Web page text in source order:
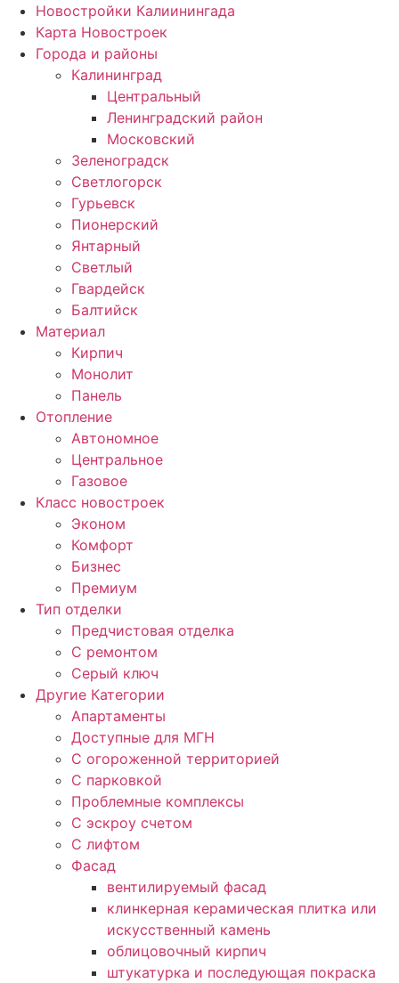
Новостройки Калиинингада
Карта Новостроек
Города и районы
Калининград
Центральный
Ленинградский район
Московский
Зеленоградск
Светлогорск
Гурьевск
Пионерский
Янтарный
Светлый
Гвардейск
Балтийск
Материал
Кирпич
Монолит
Панель
Отопление
Автономное
Центральное
Газовое
Класс новостроек
Эконом
Комфорт
Бизнес
Премиум
Тип отделки
Предчистовая отделка
С ремонтом
Серый ключ
Другие Категории
Апартаменты
Доступные для МГН
С огороженной территорией
С парковкой
Проблемные комплексы
С эскроу счетом
С лифтом
Фасад
вентилируемый фасад
клинкерная керамическая плитка или
искусственный камень
облицовочный кирпич
штукатурка и последующая покраска